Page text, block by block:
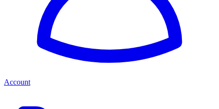
Account